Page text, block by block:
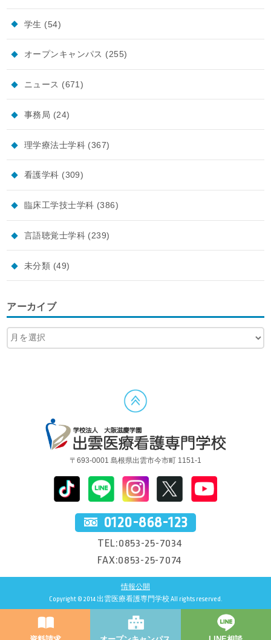
学生 (54)
オープンキャンパス (255)
ニュース (671)
事務局 (24)
理学療法士学科 (367)
看護学科 (309)
臨床工学技士学科 (386)
言語聴覚士学科 (239)
未分類 (49)
アーカイブ
〒693-0001 島根県出雲市今市町 1151-1
0120-868-123
TEL:0853-25-7034
FAX:0853-25-7074
情報公開
Copyright © 2014 出雲医療看護専門学校 All rights reserved.